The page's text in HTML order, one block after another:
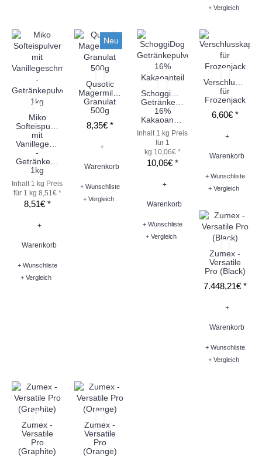
+ Vergleich
Miko
Softeispulver
mit
Vanillegeschmack
-
Getränkepulver
1kg
Inhalt 1 kg Preis
für 1 kg 8,51€ *
8,51€ *
+
Warenkorb
+ Wunschliste
+ Vergleich
Neu
Qusotic
Magermilch
Granulat
500g
8,35€ *
+
Warenkorb
+ Wunschliste
+ Vergleich
SchoggiDog
Getränkepulver
16%
Kakaoanteil
Inhalt 1 kg Preis
für 1
kg 10,06€ *
10,06€ *
+
Warenkorb
+ Wunschliste
+ Vergleich
für
Frozenjack
6,60€ *
+
Warenkorb
+ Wunschliste
+ Vergleich
Zumex -
Versatile
Pro (Black)
7.448,21€ *
+
Warenkorb
+ Wunschliste
+ Vergleich
Zumex -
Versatile
Pro
(Graphite)
Zumex -
Versatile
Pro
(Orange)